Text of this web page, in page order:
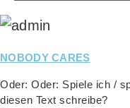
NOBODY CARES
Oder: Oder: Spie­le ich /
die­sen Text schreibe?